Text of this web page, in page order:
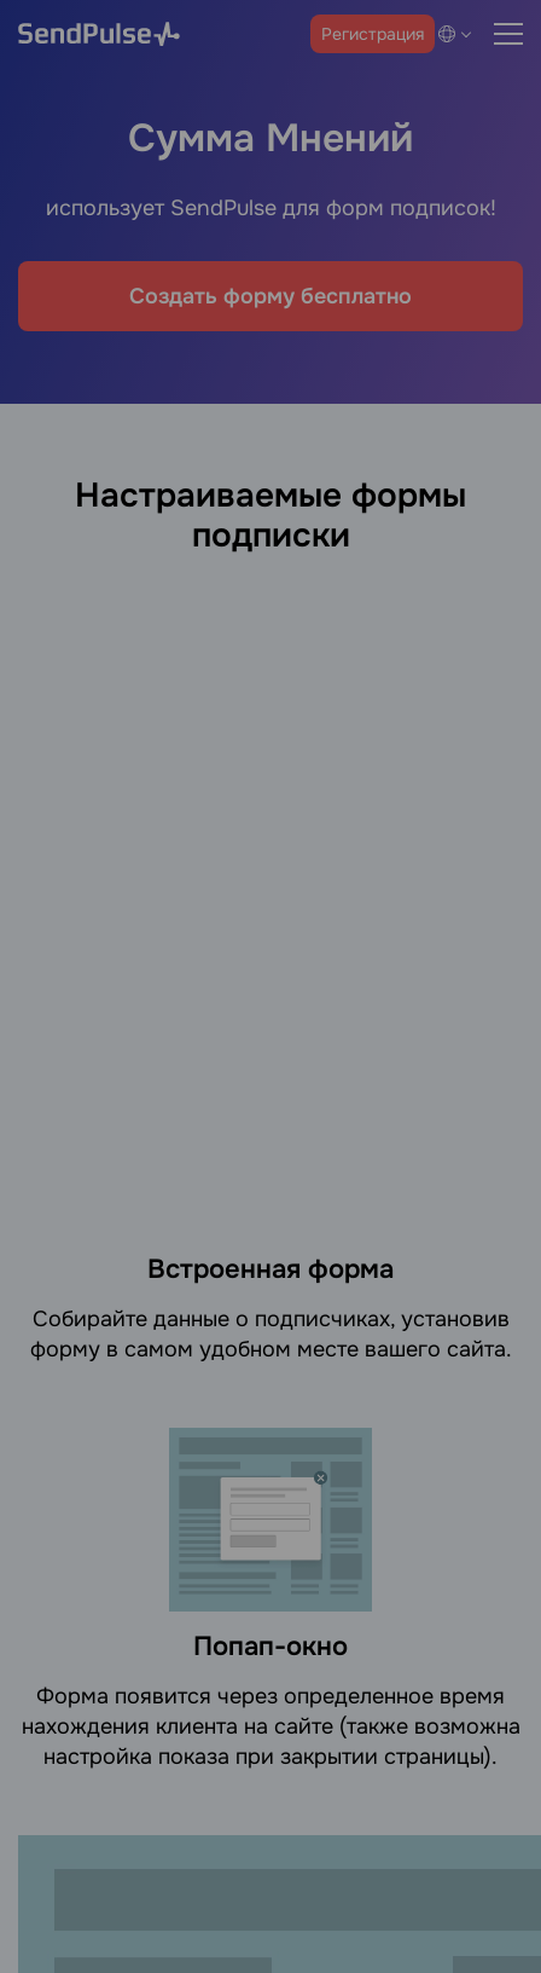
Регистрация
Сумма Мнений
использует SendPulse для форм подписок!
Создать форму бесплатно
Настраиваемые формы
подписки
Встроенная форма
Cобирайте данные о подписчиках, установив
форму в самом удобном месте вашего сайта.
Попап-окно
Форма появится через определенное время
нахождения клиента на сайте (также возможна
настройка показа при закрытии страницы).